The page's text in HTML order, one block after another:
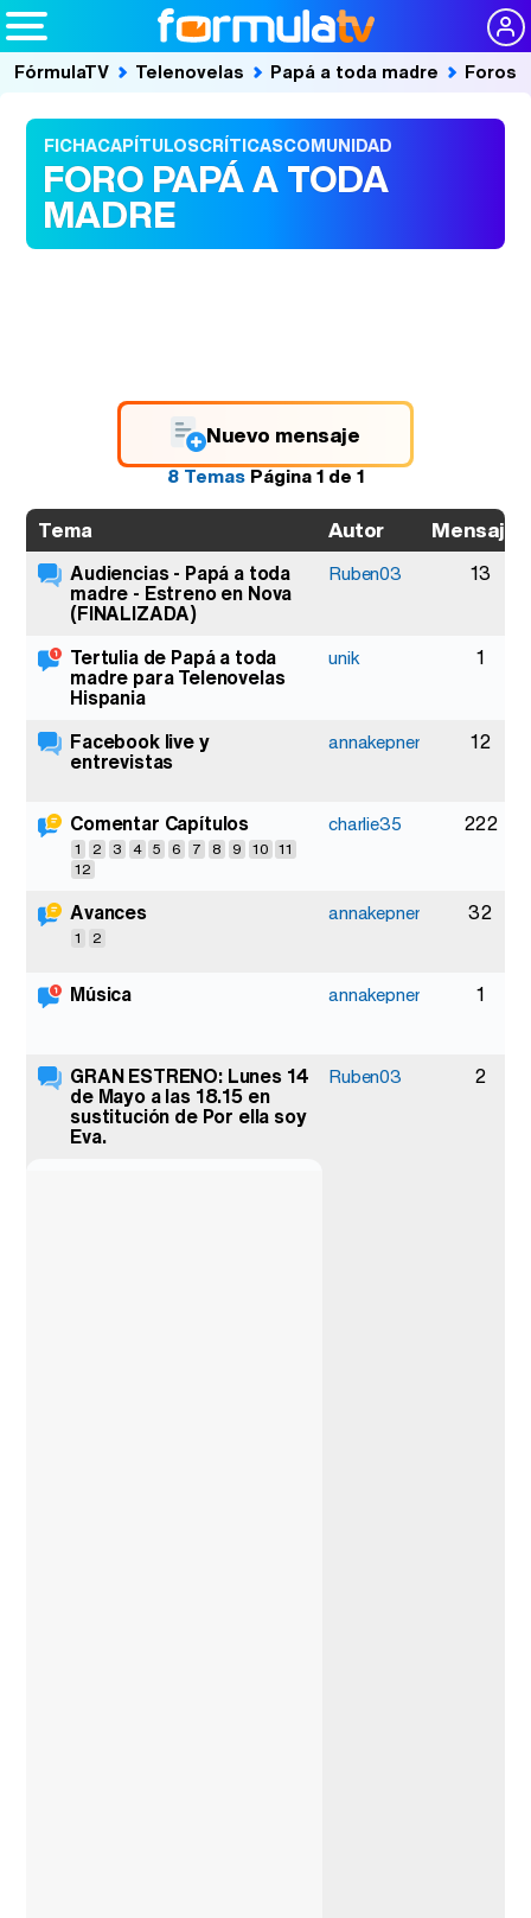
FórmulaTV Telenovelas Papá a toda madre Foros
FICHACAPÍTULOSCRÍTICASCOMUNIDAD
FORO PAPÁ A TODA
MADRE
Nuevo mensaje
8 TemasPágina1de1
Tema Autor Mensajes
Audiencias - Papá a toda
madre - Estreno en Nova
(FINALIZADA)
Ruben03 13
Tertulia de Papá a toda
madre para Telenovelas
Hispania
unik 1
Facebook live y
entrevistas
annakepner 12
Comentar Capítulos
1 2 3 4 5 6 7 8 9 10 11
12
charlie35 222
Avances
1 2
annakepner 32
Música annakepner 1
GRAN ESTRENO: Lunes 14
de Mayo a las 18.15 en
sustitución de Por ella soy
Eva.
Ruben03 2